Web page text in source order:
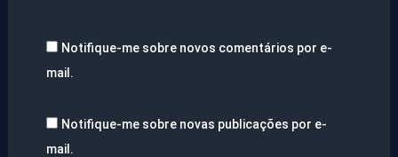
Notifique-me sobre novos comentários por e-
mail.
Notifique-me sobre novas publicações por e-
mail.